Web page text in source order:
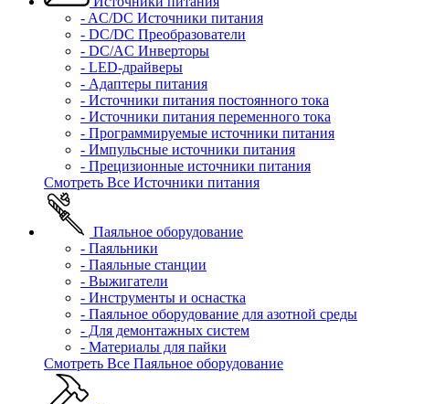
- AC/DC Источники питания
- DC/DC Преобразователи
- DC/AC Инверторы
- LED-драйверы
- Адаптеры питания
- Источники питания постоянного тока
- Источники питания переменного тока
- Программируемые источники питания
- Импульсные источники питания
- Прецизионные источники питания
Смотреть Все Источники питания
Паяльное оборудование
- Паяльники
- Паяльные станции
- Выжигатели
- Инструменты и оснастка
- Паяльное оборудование для азотной среды
- Для демонтажных систем
- Материалы для пайки
Смотреть Все Паяльное оборудование